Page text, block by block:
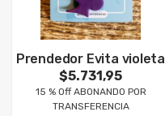
Prendedor Evita violeta
$5.731,95
15 % Off ABONANDO POR
TRANSFERENCIA